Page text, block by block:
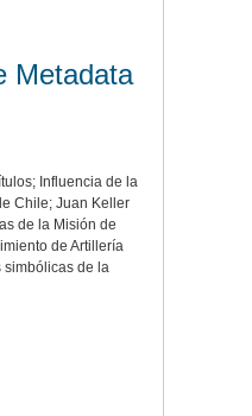
Metadata
Influencia de la
Chile; Juan Keller
de la Misión de
de Artillería
simbólicas de la